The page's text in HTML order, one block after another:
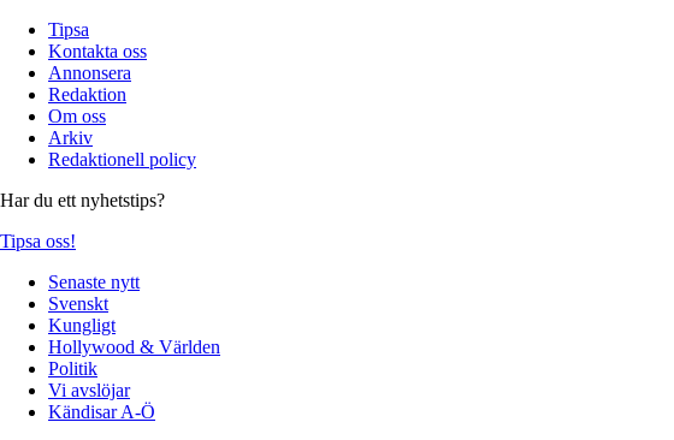
Tipsa
Kontakta oss
Annonsera
Redaktion
Om oss
Arkiv
Redaktionell policy
Har du ett nyhetstips?
Tipsa oss!
Senaste nytt
Svenskt
Kungligt
Hollywood & Världen
Politik
Vi avslöjar
Kändisar A-Ö